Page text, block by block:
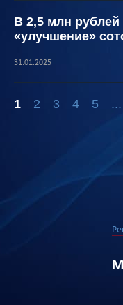
В 2,5 млн
«улучшение»
31.01.2025
1 2 3 4 5 ...